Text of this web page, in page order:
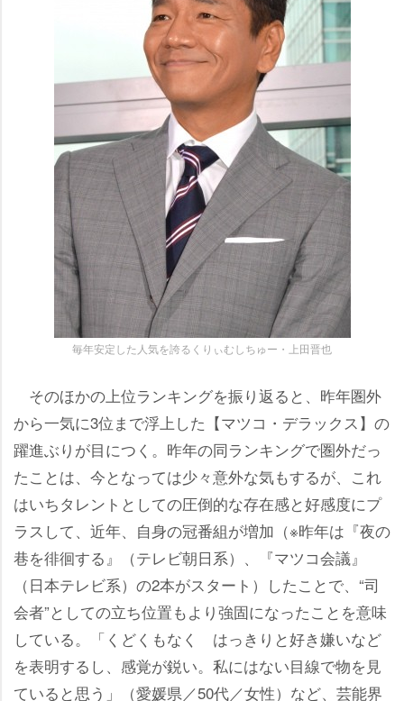
毎年安定した人気を誇るくりぃむしちゅー・上田晋也
そのほかの上位ランキングを振り返ると、昨年圏外
から一気に3位まで浮上した【マツコ・デラックス】の
躍進ぶりが目につく。昨年の同ランキングで圏外だっ
たことは、今となっては少々意外な気もするが、これ
はいちタレントとしての圧倒的な存在感と好感度にプ
ラスして、近年、自身の冠番組が増加（※昨年は『夜の
巷を徘徊する』（テレビ朝日系）、『マツコ会議』
（日本テレビ系）の2本がスタート）したことで、“司
会者”としての立ち位置もより強固になったことを意味
している。「くどくもなく はっきりと好き嫌いなど
を表明するし、感覚が鋭い。私にはない目線で物を見
ていると思う」（愛媛県／50代／女性）など、芸能界